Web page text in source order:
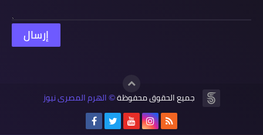
جميع الحقوق محفوظة© الهرم المصرى نيوز